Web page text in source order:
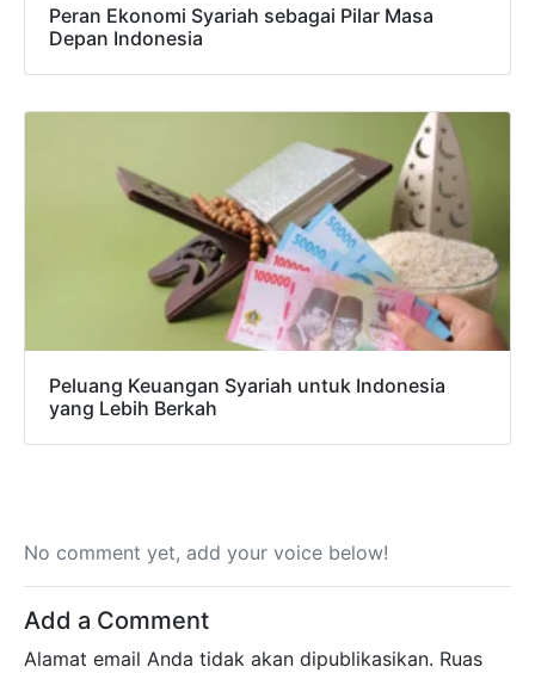
Peran Ekonomi Syariah sebagai Pilar Masa
Depan Indonesia
Peluang Keuangan Syariah untuk Indonesia
yang Lebih Berkah
No comment yet, add your voice below!
Add a Comment
Alamat email Anda tidak akan dipublikasikan. Ruas